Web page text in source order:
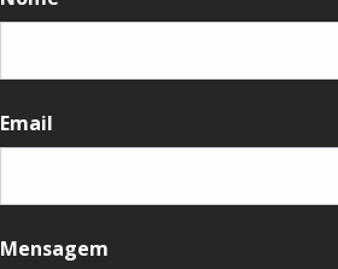
Email
Mensagem